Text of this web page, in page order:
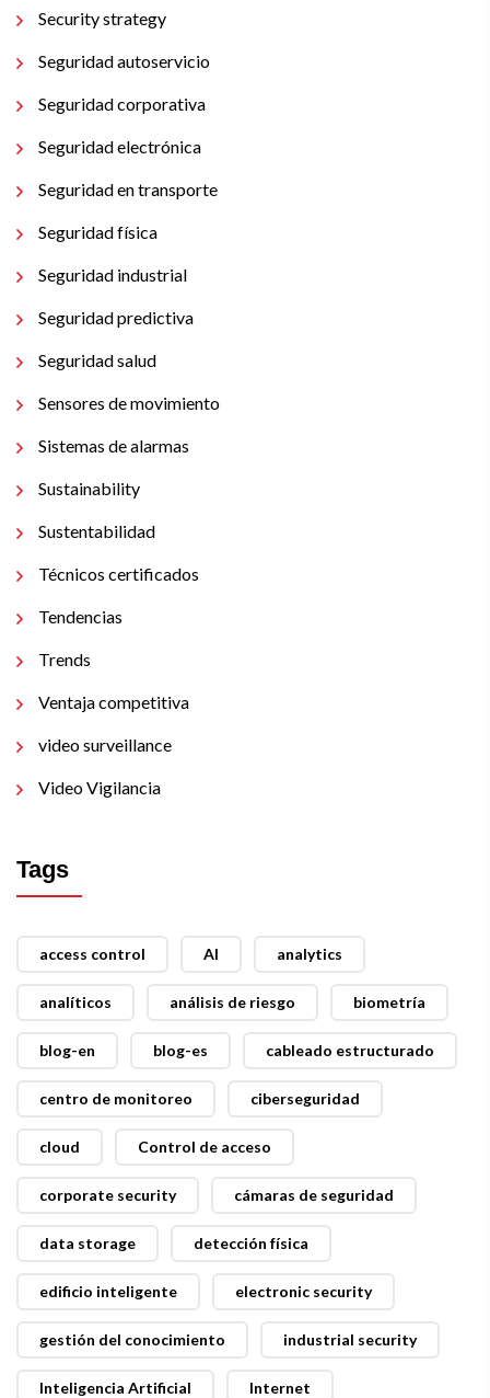
Security strategy
Seguridad autoservicio
Seguridad corporativa
Seguridad electrónica
Seguridad en transporte
Seguridad física
Seguridad industrial
Seguridad predictiva
Seguridad salud
Sensores de movimiento
Sistemas de alarmas
Sustainability
Sustentabilidad
Técnicos certificados
Tendencias
Trends
Ventaja competitiva
video surveillance
Video Vigilancia
Tags
access control AI analytics
analíticos análisis de riesgo biometría
blog-en blog-es cableado estructurado
centro de monitoreo ciberseguridad
cloud Control de acceso
corporate security cámaras de seguridad
data storage detección física
edificio inteligente electronic security
gestión del conocimiento industrial security
Inteligencia Artificial Internet